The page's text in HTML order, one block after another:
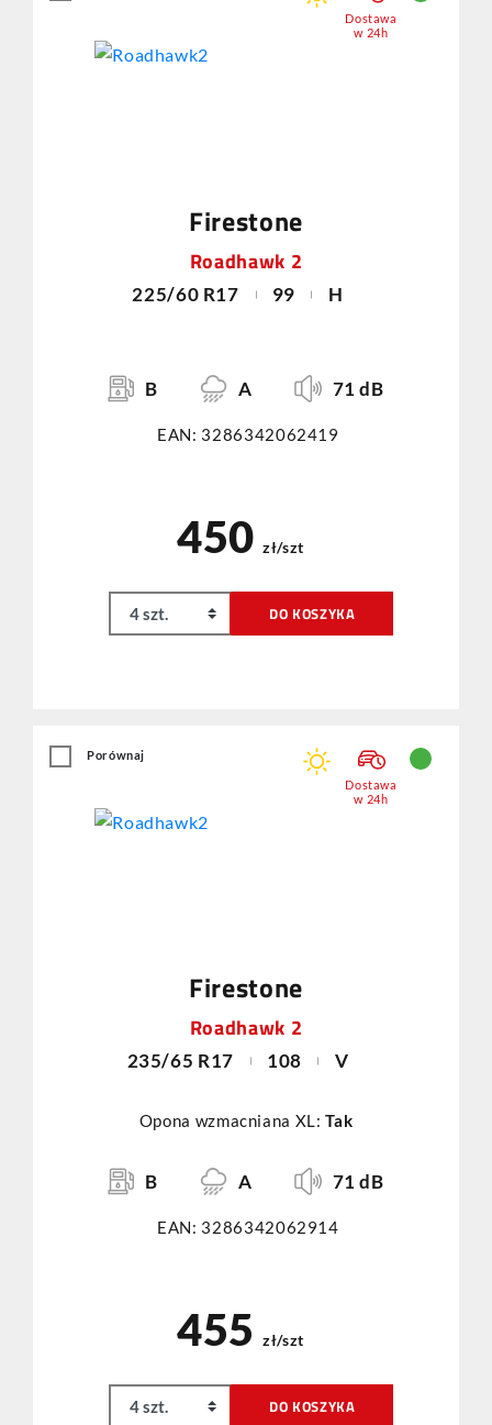
Firestone
Roadhawk 2
225/60 R17 99 H
B A 71 dB
EAN: 3286342062419
Dostawa
w 24h
450 zł/szt
DO KOSZYKA
Firestone
Roadhawk 2
235/65 R17 108 V
Opona wzmacniana XL:Tak
B A 71 dB
EAN: 3286342062914
Porównaj
Dostawa
w 24h
455 zł/szt
DO KOSZYKA